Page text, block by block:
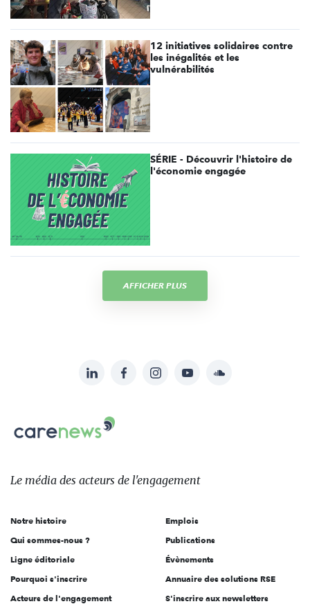
12 initiatives solidaires contre
les inégalités et les
vulnérabilités
SÉRIE - Découvrir l'histoire de
l'économie engagée
AFFICHER PLUS
sur:
LinkedInFacebookInstagramYouTubeSoundcloud
Le
des
l'engagement
Le média des acteurs de l'engagement
Notre histoire
Qui sommes-nous ?
Ligne éditoriale
Pourquoi s'inscrire
Acteurs de l'engagement
Emplois
Publications
Évènements
Annuaire des solutions RSE
S'inscrire aux newsletters